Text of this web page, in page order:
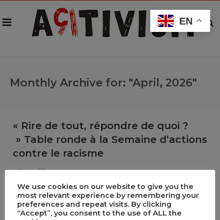
Monthly Archive for: "April, 2026"
« Rire de tout, répondre de quoi ?
» Table ronde à la Semaine d’actions
contre le racisme
0 0
30/04/2026 Carnivals,Event ,Table ronde
A l’occasion de de la Semaine d’actions contre le
racisme, avec le soutien du Bureau cantonal
We use cookies on our website to give you the
most relevant experience by remembering your
preferences and repeat visits. By clicking
“Accept”, you consent to the use of ALL the
EN